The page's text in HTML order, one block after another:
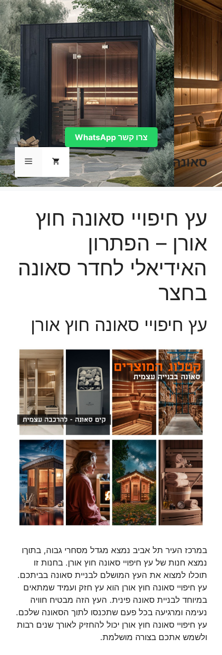
לדלג
לתוכן
סאונה תפריט
צרו קשר WhatsApp
עץ חיפויי סאונה חוץ
אורן – הפתרון
האידיאלי לחדר סאונה
בחצר
עץ חיפויי סאונה חוץ אורן
במרכז העיר תל אביב נמצא מגדל מסחרי גבוה, בתוךו
נמצא חנות של עץ חיפויי סאונה חוץ אורן. בחנות זו
תוכלו למצוא את העץ המושלם לבניית סאונה בביתכם.
עץ חיפויי סאונה חוץ אורן הוא עץ חזק ועמיד שמתאים
במיוחד לבניית סאונה פינית. העץ הזה מבטיח חוויה
נעימה ומרגיעה בכל פעם שתכנסו לתוך הסאונה שלכם.
עץ חיפויי סאונה חוץ אורן יכול להחזיק לאורך שנים רבות
ולשמש אתכם בצורה מושלמת.